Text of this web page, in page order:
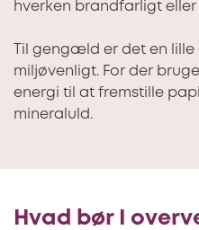
hverken brandfarligt
Til gengæld er det en
miljøvenligt. For der
energi til at fremstille
mineraluld.
Hvad bør I